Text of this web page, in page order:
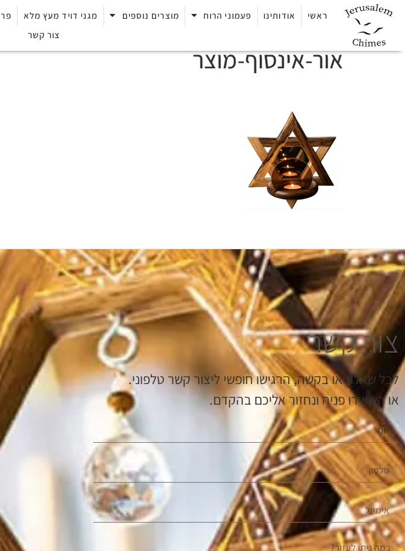
ראשי אודותינו פעמוני הרוח מוצרים נוספים מגני דויד מעץ מלא
צור קשר
אור-אינסוף-מוצר
צור קשר
לכל שאלה או בקשה, הרגישו חופשי ליצור קשר טלפוני.
או השאירו פניה ונחזור אליכם בהקדם.